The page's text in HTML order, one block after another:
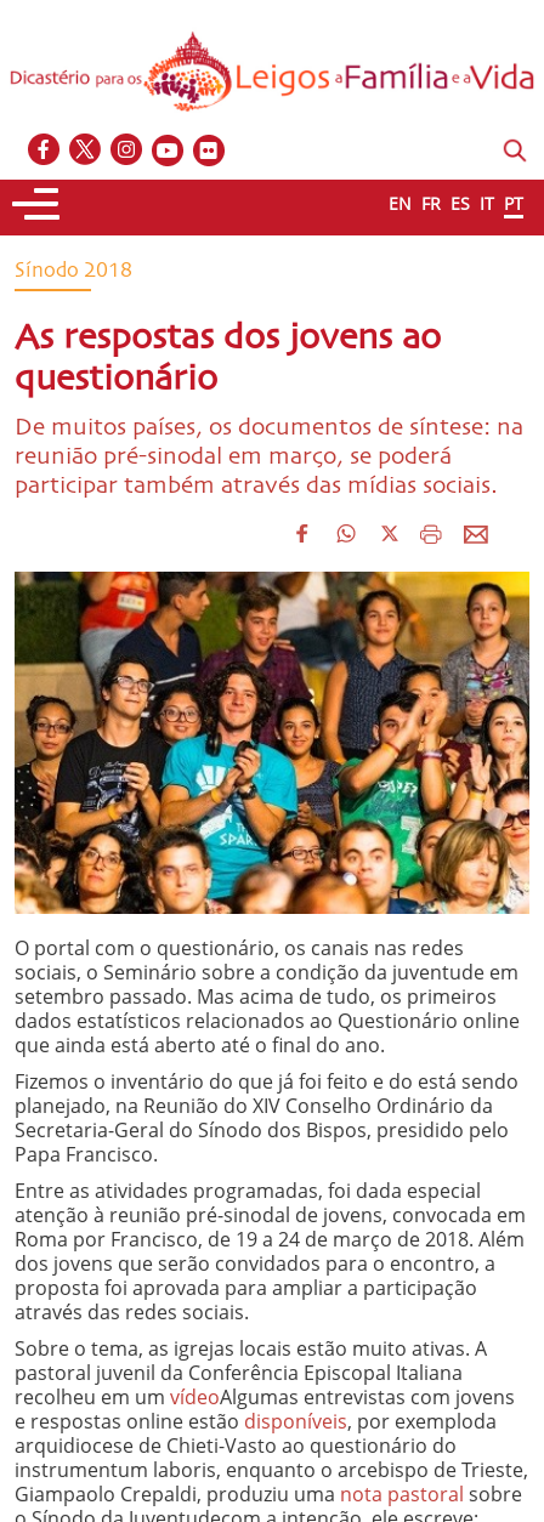
EN FR ES IT PT
Sínodo 2018
As respostas dos jovens ao
questionário
De muitos países, os documentos de síntese: na
reunião pré-sinodal em março, se poderá
participar também através das mídias sociais.
O portal com o questionário, os canais nas redes
sociais, o Seminário sobre a condição da juventude em
setembro passado. Mas acima de tudo, os primeiros
dados estatísticos relacionados ao Questionário online
que ainda está aberto até o final do ano.
Fizemos o inventário do que já foi feito e do está sendo
planejado, na Reunião do XIV Conselho Ordinário da
Secretaria-Geral do Sínodo dos Bispos, presidido pelo
Papa Francisco.
Entre as atividades programadas, foi dada especial
atenção à reunião pré-sinodal de jovens, convocada em
Roma por Francisco, de 19 a 24 de março de 2018. Além
dos jovens que serão convidados para o encontro, a
proposta foi aprovada para ampliar a participação
através das redes sociais.
Sobre o tema, as igrejas locais estão muito ativas. A
pastoral juvenil da Conferência Episcopal Italiana
recolheu em um vídeoAlgumas entrevistas com jovens
e respostas online estão disponíveis, por exemploda
arquidiocese de Chieti-Vasto ao questionário do
instrumentum laboris, enquanto o arcebispo de Trieste,
Giampaolo Crepaldi, produziu uma nota pastoral sobre